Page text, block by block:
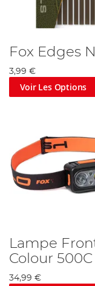
Fox Edges
3,99 €
Voir Les Options
Lampe
Colour
34,99 €